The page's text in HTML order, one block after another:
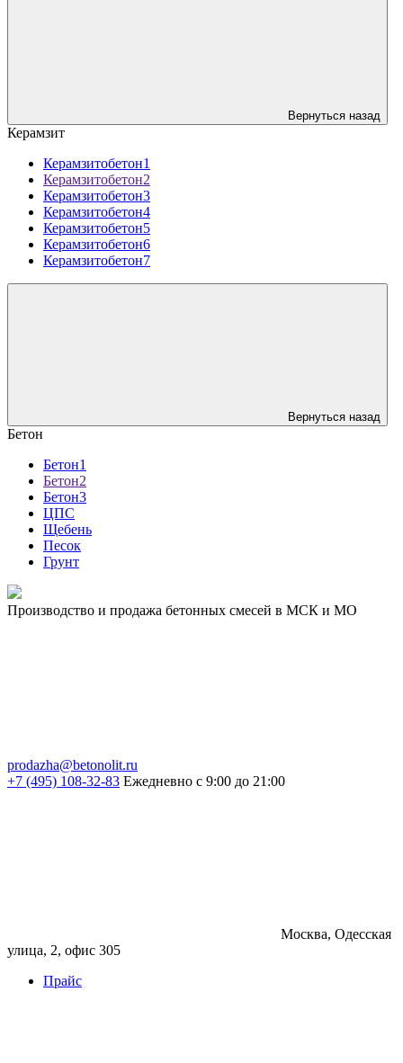
Вернуться назад
Керамзит
Керамзитобетон1
Керамзитобетон2
Керамзитобетон3
Керамзитобетон4
Керамзитобетон5
Керамзитобетон6
Керамзитобетон7
Вернуться назад
Бетон
Бетон1
Бетон2
Бетон3
ЦПС
Щебень
Песок
Грунт
Производство и продажа бетонных смесей в МСК и МО
prodazha@betonolit.ru
+7 (495) 108-32-83 Ежедневно с 9:00 до 21:00
Москва, Одесская
улица, 2, офис 305
Прайс